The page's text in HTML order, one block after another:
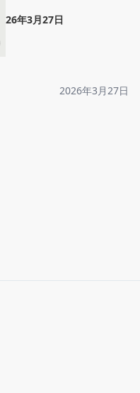
2026年3月27日
2026年3月27日